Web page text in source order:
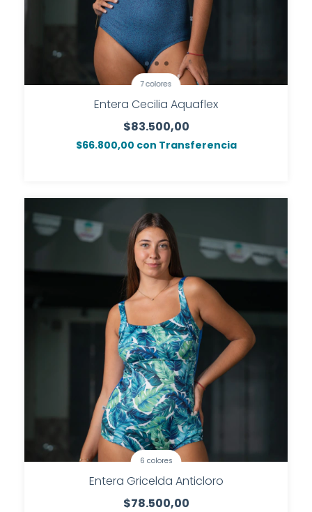
7 colores
Entera Cecilia Aquaflex
$83.500,00
$66.800,00 con Transferencia
6 colores
Entera Gricelda Anticloro
$78.500,00